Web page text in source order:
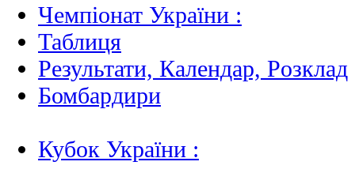
Чемпіонат України :
Таблиця
Результати, Календар, Poзклад
Бомбардири
Кубок України :